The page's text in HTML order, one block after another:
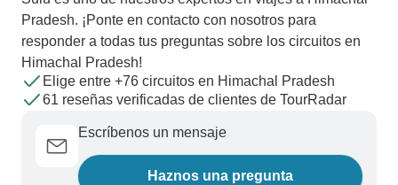
Pradesh. ¡Ponte en contacto con nosotros para
responder a todas tus preguntas sobre los circuitos en
Himachal Pradesh!
Elige entre +76 circuitos en Himachal Pradesh
61 reseñas verificadas de clientes de TourRadar
Escríbenos un mensaje
Haznos una pregunta